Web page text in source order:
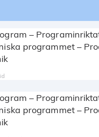
–
programmet –
–
programmet –